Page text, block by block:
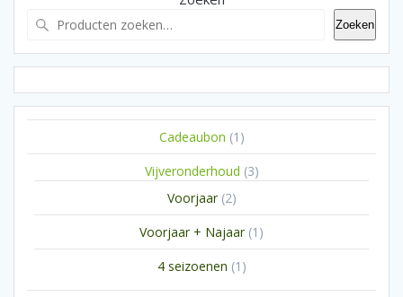
Zoeken
Cadeaubon 1 1
product
Vijveronderhoud 33
Voorjaar 22
producten
Voorjaar + Najaar 1 1
product
4 seizoenen 1 1